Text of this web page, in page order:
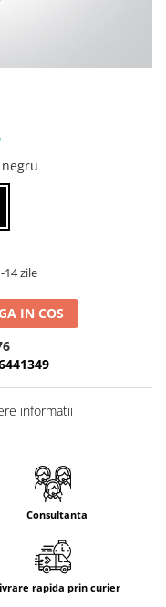
14 zile
IN COS
informatii
Consultanta
rapida prin curier